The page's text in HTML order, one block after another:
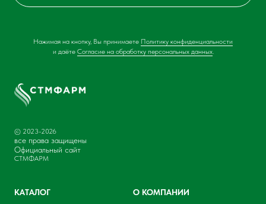
Нажимая на кнопку, Вы принимаете Политику конфиденциальности
и даёте Согласие на обработку персональных данных.
© 2023-2026
все права защищены
Официальный сайт
СТМФАРМ
КАТАЛОГ
О КОМПАНИИ